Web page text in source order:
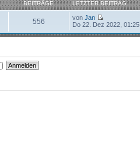
BEITRÄGE LETZTER BEITRAG
556 vonJan
Do 22. Dez 2022, 01:25